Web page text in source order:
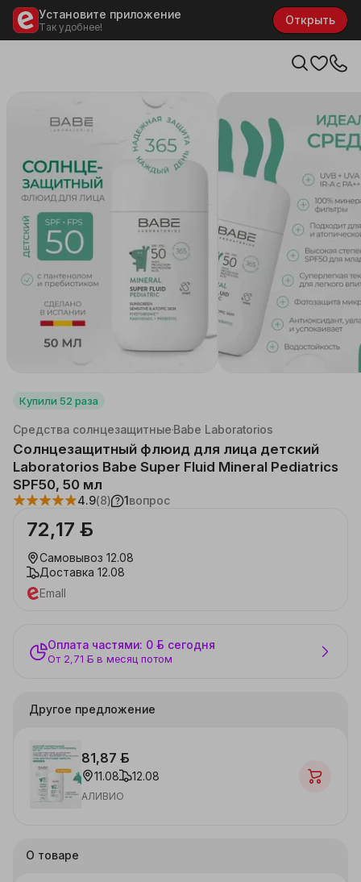
Установите приложение
Так удобнее!
Открыть
Купили 52 раза
Каталог
Красота, здоровье
Уход за телом
Средства солнцезащитные Babe Laboratorios
Солнцезащитный флюид для лица детский
Laboratorios Babe Super Fluid Mineral Pediatrics
SPF50, 50 мл
4.9(8) 1вопрос
72,17 ƃ
Самовывоз 12.08
Доставка 12.08
Emall
Оплата частями: 0 ƃ сегодня
От 2,71 ƃ в месяц потом
Другое предложение
81,87 ƃ
11.08 12.08
АЛИВИО
О товаре